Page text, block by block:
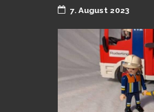
7. August 2023